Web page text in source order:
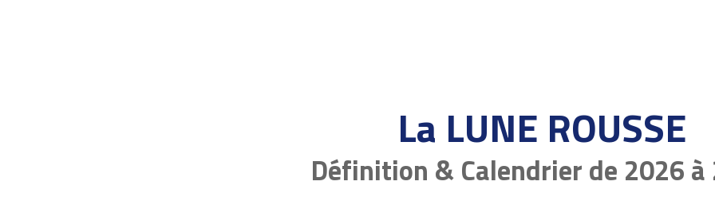
La LUNE ROUSSE
Définition & Calendrier de 2026 à